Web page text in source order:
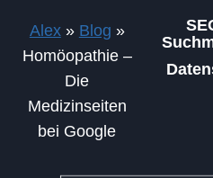
Alex» Blog »
Homöopathie –
Die
Medizinseiten
bei Google